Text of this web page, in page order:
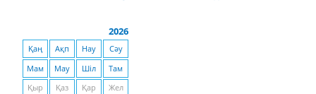
2026
Қаң Ақп Нау
Сәу
Мам
Мау Шіл
Там
Қыр
Қаз Қар Жел